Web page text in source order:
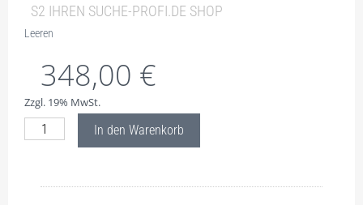
S2 IHREN SUCHE-PROFI.DE SHOP
Leeren
348,00 €
Zzgl. 19% MwSt.
SP2)
SHOP.
In den Warenkorb